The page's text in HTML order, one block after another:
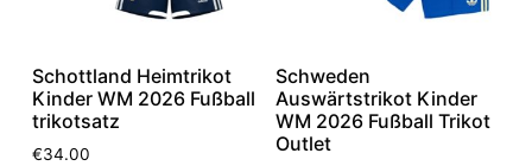
Schottland Heimtrikot
Kinder WM 2026 Fußball
trikotsatz
€34.00
Schweden
Auswärtstrikot Kinder
WM 2026 Fußball Trikot
Outlet